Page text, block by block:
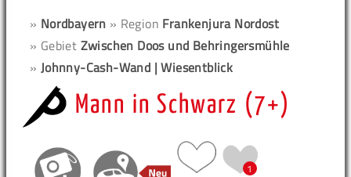
» Nordbayern » Region Frankenjura Nordost
» Gebiet Zwischen Doos und Behringersmühle
» Johnny-Cash-Wand | Wiesentblick
Mann in Schwarz (7+)
1